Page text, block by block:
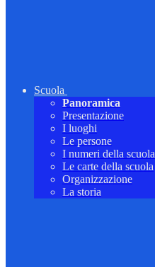
Scuola
Panoramica
Presentazione
I luoghi
Le persone
I numeri della scuola
Le carte della scuola
Organizzazione
La storia